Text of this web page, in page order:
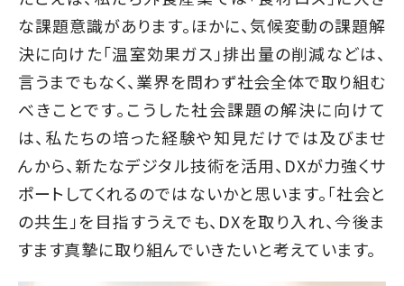
な課題意識があります。ほかに、気候変動の課題解
決に向けた「温室効果ガス」排出量の削減などは、
言うまでもなく、業界を問わず社会全体で取り組む
べきことです。こうした社会課題の解決に向けて
は、私たちの培った経験や知見だけでは及びませ
んから、新たなデジタル技術を活用、DXが力強くサ
ポートしてくれるのではないかと思います。「社会と
の共生」を目指すうえでも、DXを取り入れ、今後ま
すます真摯に取り組んでいきたいと考えています。